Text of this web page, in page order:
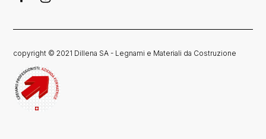
copyright © 2021 Dillena SA - Legnami e Materiali da Costruzione